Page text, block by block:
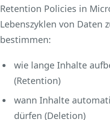
Retention Policies in
Lebenszyklen von Daten
bestimmen:
wie lange Inhalte
(Retention)
wann Inhalte
dürfen (Deletion)